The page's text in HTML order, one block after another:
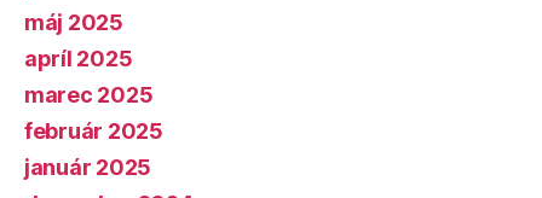
máj 2025
apríl 2025
marec 2025
február 2025
január 2025